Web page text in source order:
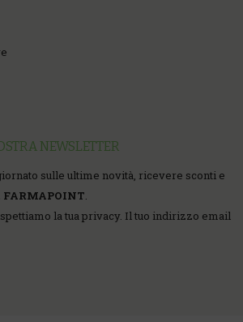
NEWSLETTER
sulle ultime novità, ricevere sconti e
.
la tua privacy. Il tuo indirizzo email